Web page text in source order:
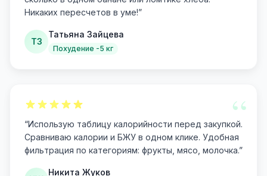
Никаких пересчетов в уме!”
ТЗ
Татьяна Зайцева
Похудение -5 кг
“
“Использую таблицу калорийности перед закупкой.
Сравниваю калории и БЖУ в одном клике. Удобная
фильтрация по категориям: фрукты, мясо, молочка.”
Никита Жуков